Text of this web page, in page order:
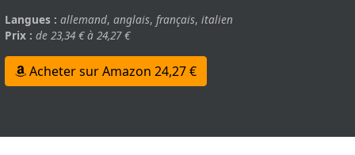
Langues : allemand, anglais, français, italien
Prix : de 23,34 € à 24,27 €
Acheter sur Amazon 24,27 €